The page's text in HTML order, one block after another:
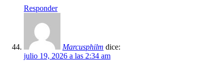
Responder
Marcusphilm dice:
julio 19, 2026 a las 2:34 am